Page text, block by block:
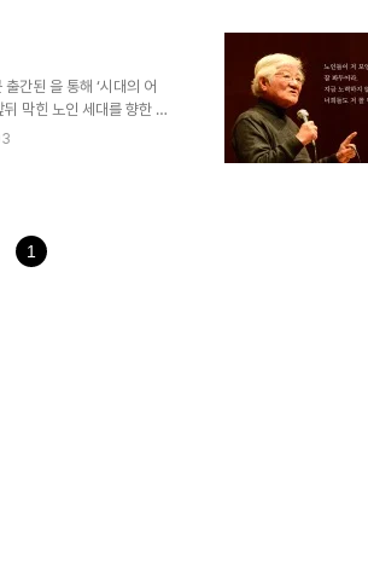
지 말라는 겁니다.” 그렇
그가 얼마나 그런 ..
간된 을 통해 ‘시대의 어
막힌 노인 세대를 향한 말
성찰하고 고민하지 않으면
, 그래도 잘 ..
1